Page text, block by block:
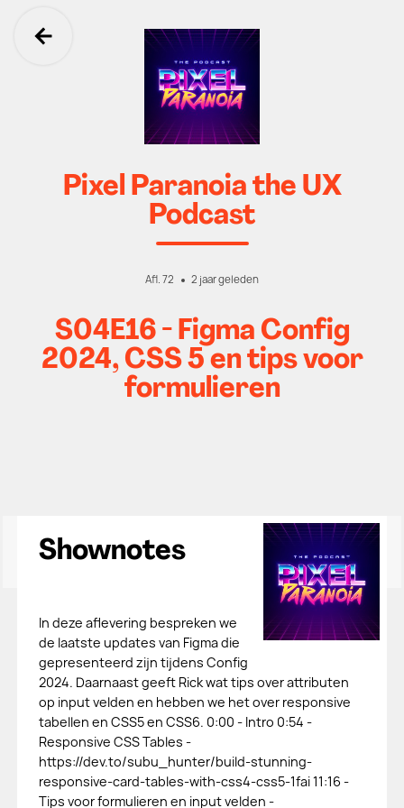
Ga terug
Pixel Paranoia the UX
Podcast
Afl. 72 2 jaar geleden
S04E16 - Figma Config
2024, CSS 5 en tips voor
formulieren
Shownotes
In deze aflevering bespreken we
de laatste updates van Figma die
gepresenteerd zijn tijdens Config
2024. Daarnaast geeft Rick wat tips over attributen
op input velden en hebben we het over responsive
tabellen en CSS5 en CSS6. 0:00 - Intro 0:54 -
Responsive CSS Tables -
https://dev.to/subu_hunter/build-stunning-
responsive-card-tables-with-css4-css5-1fai 11:16 -
Tips voor formulieren en input velden -